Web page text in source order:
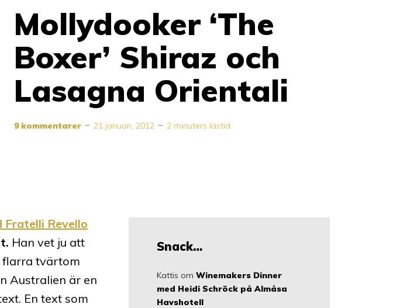
Mollydooker ‘The
Boxer’ Shiraz och
Lasagna Orientali
9 kommentarer 21 januari, 2012 2 minuters lästid
Fratelli Revello
Han vet ju att
flarra tvärtom
Australien är en
En text som
Snack…
Kattis om Winemakers Dinner
med Heidi Schröck på Almåsa
Havshotell